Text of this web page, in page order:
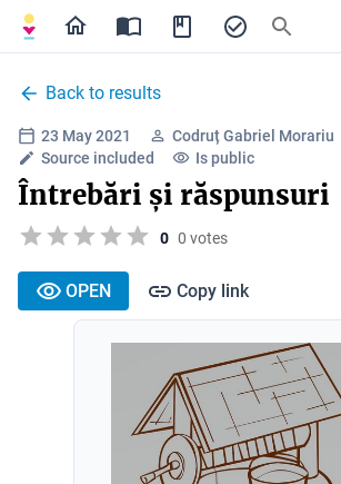
Back to results
23 May 2021
Codruț Gabriel Morariu
Source included
Is public
Întrebări și răspunsuri
0 0 votes
OPEN Copy link